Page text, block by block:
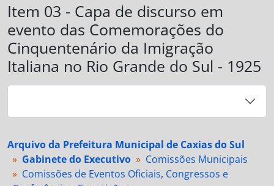
Item 03 - Capa de discurso em
evento das Comemorações do
Cinquentenário da Imigração
Italiana no Rio Grande do Sul - 1925
Arquivo da Prefeitura Municipal de Caxias do Sul
Gabinete do Executivo
Comissões Municipais
Comissões de Eventos Oficiais, Congressos e